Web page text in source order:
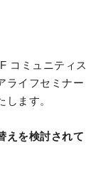
コミュニティス
ライフセミナー
ます。
えを検討されて